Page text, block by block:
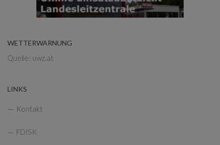
WETTERWARNUNG
Quelle: uwz.at
LINKS
Kontakt
FDISK